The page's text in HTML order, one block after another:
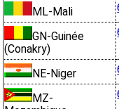
ML-Mali
GN-Guinée
(Conakry)
NE-Niger
MZ-